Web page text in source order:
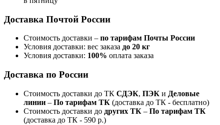
Доставка Почтой России
Стоимость доставки – по тарифам Почты России
Условия доставки: вес заказа до 20 кг
Условия доставки: 100% оплата заказа
Доставка по России
Стоимость доставки до ТК СДЭК, ПЭК и Деловые
линии – По тарифам ТК (доставка до ТК - бесплатно)
Стоимость доставки до других ТК – По тарифам ТК
(доставка до ТК - 590 р.)